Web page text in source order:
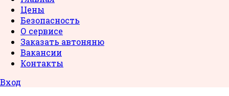
Цены
Безопасность
О сервисе
Заказать автоняню
Вакансии
Контакты
Вход